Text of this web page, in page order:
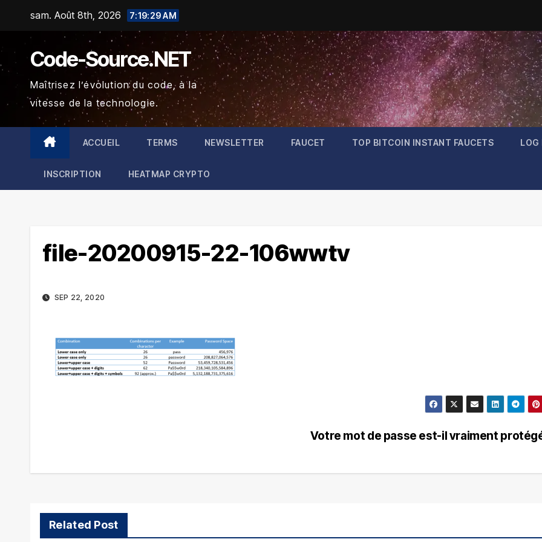
sam. Août 8th, 2026 7:19:30 AM
Code-Source.NET
Maîtrisez l’évolution du code, à la
vitesse de la technologie.
ACCUEIL TERMS NEWSLETTER FAUCET TOP BITCOIN INSTANT FAUCETS LOG
INSCRIPTION HEATMAP CRYPTO
file-20200915-22-106wwtv
SEP 22, 2020
Votre mot de passe est-il vraiment
Related Post